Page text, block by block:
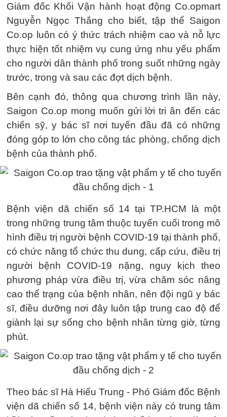
Giám đốc Khối Vận hành hoạt động Co.opmart
Nguyễn Ngọc Thắng cho biết, tập thể Saigon
Co.op luôn có ý thức trách nhiệm cao và nỗ lực
thực hiện tốt nhiệm vụ cung ứng nhu yếu phẩm
cho người dân thành phố trong suốt những ngày
trước, trong và sau các đợt dịch bệnh.
Bên cạnh đó, thông qua chương trình lần này,
Saigon Co.op mong muốn gửi lời tri ân đến các
chiến sỹ, y bác sĩ nơi tuyến đầu đã có những
đóng góp to lớn cho công tác phòng, chống dịch
bệnh của thành phố.
Bệnh viện dã chiến số 14 tại TP.HCM là một
trong những trung tâm thuộc tuyến cuối trong mô
hình điều trị người bệnh COVID-19 tại thành phố,
có chức năng tổ chức thu dung, cấp cứu, điều trị
người bệnh COVID-19 nặng, nguy kịch theo
phương pháp vừa điều trị, vừa chăm sóc nâng
cao thể trạng của bệnh nhân, nên đội ngũ y bác
sĩ, điều dưỡng nơi đây luôn tập trung cao độ để
giành lại sự sống cho bệnh nhân từng giờ, từng
phút.
Theo bác sĩ Hà Hiếu Trung - Phó Giám đốc Bệnh
viện dã chiến số 14, bệnh viện này có trung tâm